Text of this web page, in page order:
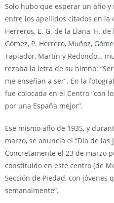
Solo hubo que esperar un año
entre los apellidos citados en la
Herreros, E. G. de la Llana, H.
Gómez, P. Herrero, Muñoz,
Tapiador, Martín y Redondo…
rezaba la letra de su himno:
me enseñan a ser”. En la
fue colocada en el Centro “con
por una España mejor”.
Ese mismo año de 1935, y
marzo, se anuncia el “Día de las
Concretamente el 23 de marzo
constituido en este centro (de
Sección de Piedad, con jóvenes
semanalmente”.